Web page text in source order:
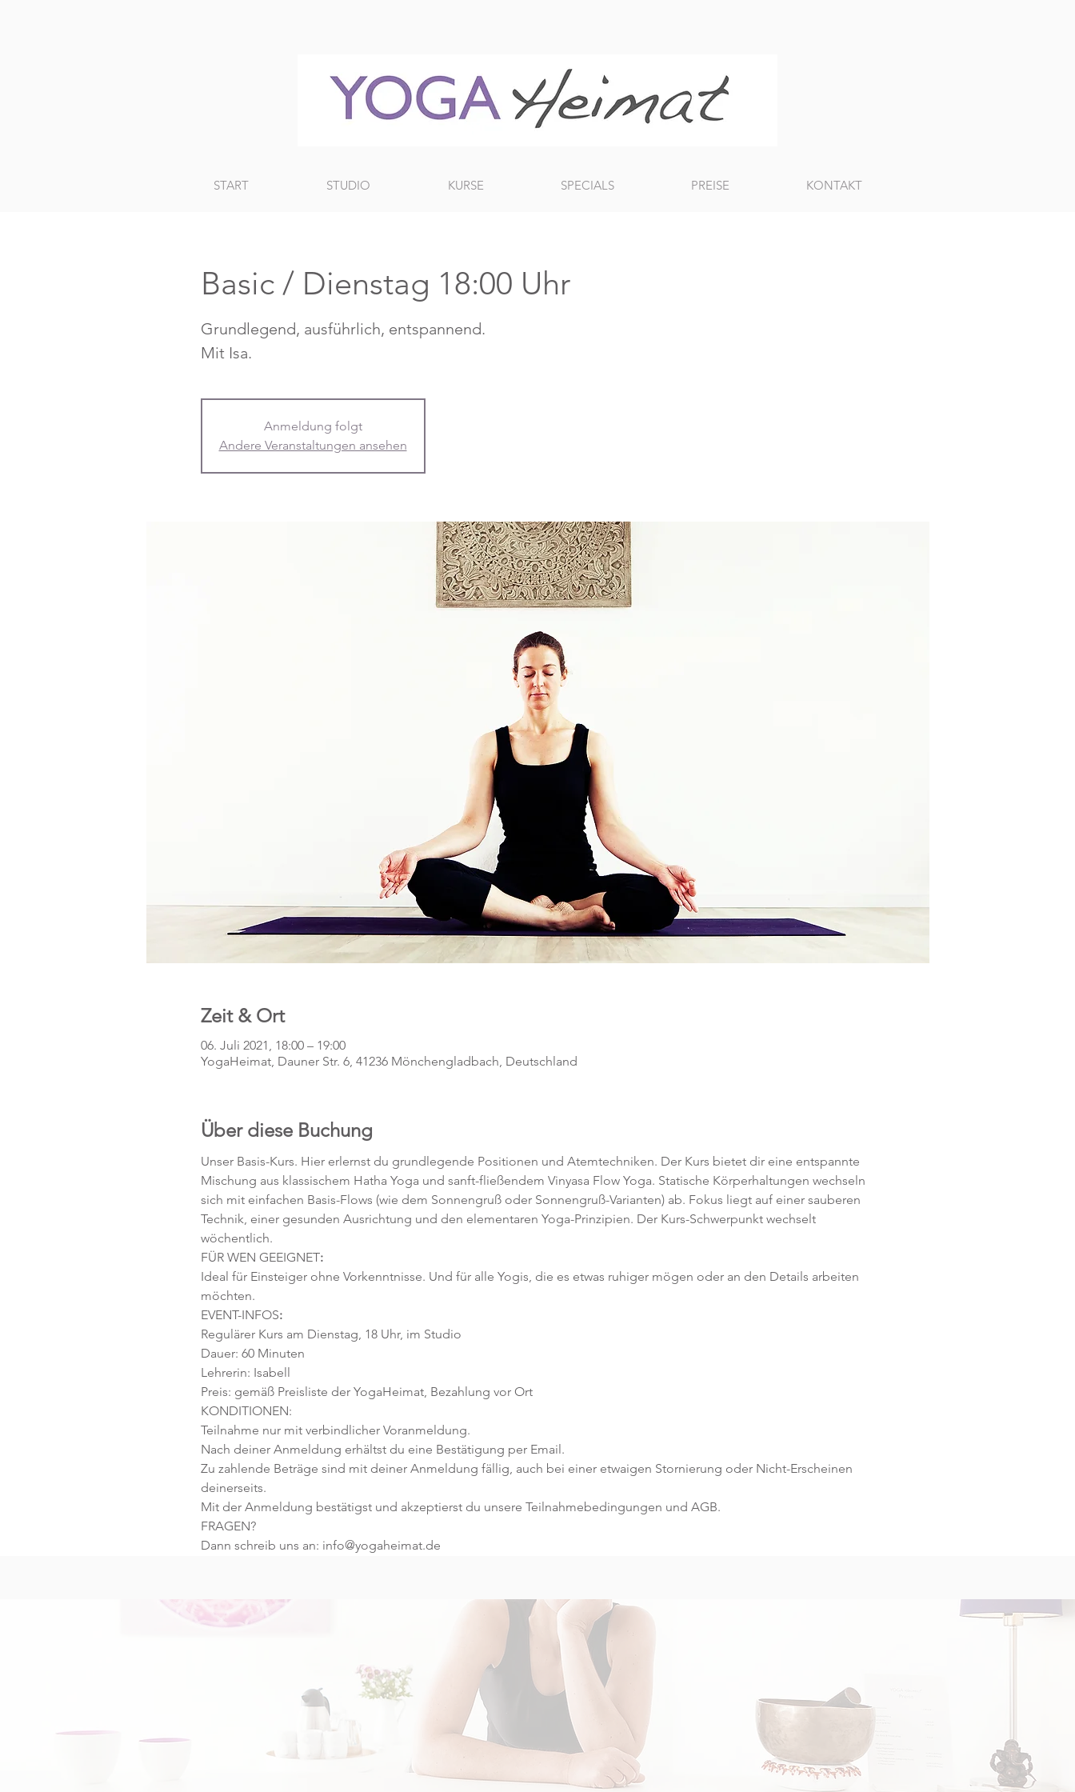
START STUDIO KURSE SPECIALS PREISE KONTAKT
Basic / Dienstag 18:00 Uhr
Grundlegend, ausführlich, entspannend.
Mit Isa.
Anmeldung folgt
Andere Veranstaltungen ansehen
Zeit & Ort
06. Juli 2021, 18:00 – 19:00
YogaHeimat, Dauner Str. 6, 41236 Mönchengladbach, Deutschland
Über diese Buchung
Unser Basis-Kurs. Hier erlernst du grundlegende Positionen und Atemtechniken. Der Kurs bietet dir eine entspannte
Mischung aus klassischem Hatha Yoga und sanft-fließendem Vinyasa Flow Yoga. Statische Körperhaltungen wechseln
sich mit einfachen Basis-Flows (wie dem Sonnengruß oder Sonnengruß-Varianten) ab. Fokus liegt auf einer sauberen
Technik, einer gesunden Ausrichtung und den elementaren Yoga-Prinzipien. Der Kurs-Schwerpunkt wechselt
wöchentlich.
FÜR WEN GEEIGNET:
Ideal für Einsteiger ohne Vorkenntnisse. Und für alle Yogis, die es etwas ruhiger mögen oder an den Details arbeiten
möchten.
EVENT-INFOS:
Regulärer Kurs am Dienstag, 18 Uhr, im Studio
Dauer: 60 Minuten
Lehrerin: Isabell
Preis: gemäß Preisliste der YogaHeimat, Bezahlung vor Ort
KONDITIONEN:
Teilnahme nur mit verbindlicher Voranmeldung.
Nach deiner Anmeldung erhältst du eine Bestätigung per Email.
Zu zahlende Beträge sind mit deiner Anmeldung fällig, auch bei einer etwaigen Stornierung oder Nicht-Erscheinen
deinerseits.
Mit der Anmeldung bestätigst und akzeptierst du unsere Teilnahmebedingungen und AGB.
FRAGEN?
Dann schreib uns an: info@yogaheimat.de